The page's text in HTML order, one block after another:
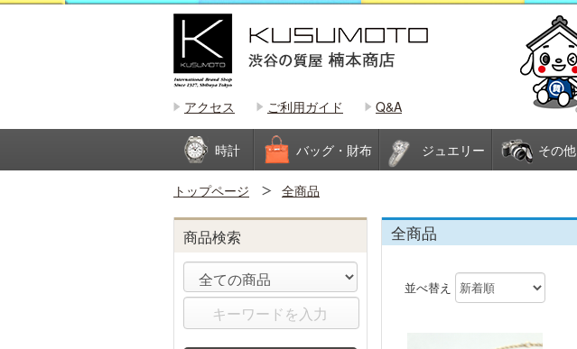
アクセス ご利用ガイド Q&A
時計 バッグ・財布 ジュエリー その他
トップページ 全商品
全商品
並べ替え
商品検索